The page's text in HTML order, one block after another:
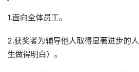
1.面向全体员工。
2.获奖者为辅导他人取得显著进步的
生做得明白）。